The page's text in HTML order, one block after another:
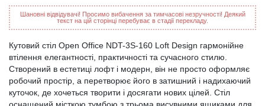
Шановні відвідувачі! Просимо вибачення за тимчасові незручності! Деякий
текст на цій сторінці перебуває в стадії перекладу.
Кутовий стіл Open Office NDT-3S-160 Loft Design гармонійне
втілення елегантності, практичності та сучасного стилю.
Створений в естетиці лофт і модерн, він не просто оформляє
робочий простір, а перетворює його в затишний і надихаючий
куточок, де хочеться творити і досягати нових цілей. Стіл